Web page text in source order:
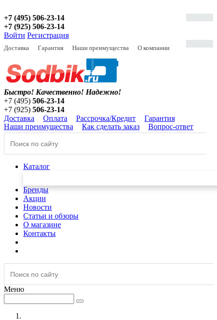
+7 (495) 506-23-14
+7 (925) 506-23-14
Войти Регистрация
Доставка Гарантия Наши преимущества О компании
Быстро! Качественно! Надежно!
+7 (495) 506-23-14
+7 (925) 506-23-14
Доставка
Оплата Рассрочка/Кредит
Гарантия
Наши преимущества
Как сделать заказ Вопрос-ответ
Каталог
Бренды
Акции
Новости
Статьи и обзоры
О магазине
Контакты
Меню